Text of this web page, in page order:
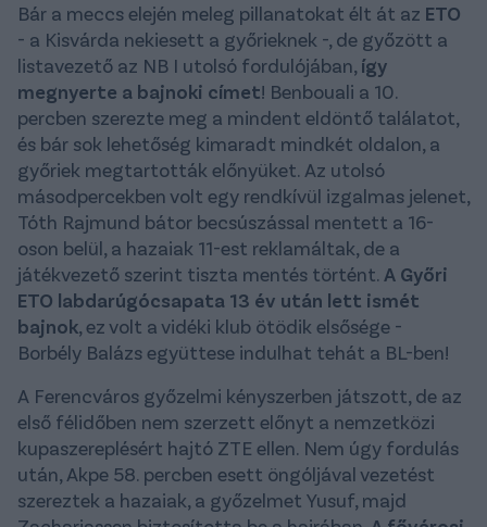
Bár a meccs elején meleg pillanatokat élt át az ETO
- a Kisvárda nekiesett a győrieknek -, de győzött a
listavezető az NB I utolsó fordulójában, így
megnyerte a bajnoki címet! Benbouali a 10.
percben szerezte meg a mindent eldöntő találatot,
és bár sok lehetőség kimaradt mindkét oldalon, a
győriek megtartották előnyüket. Az utolsó
másodpercekben volt egy rendkívül izgalmas jelenet,
Tóth Rajmund bátor becsúszással mentett a 16-
oson belül, a hazaiak 11-est reklamáltak, de a
játékvezető szerint tiszta mentés történt. A Győri
ETO labdarúgócsapata 13 év után lett ismét
bajnok, ez volt a vidéki klub ötödik elsősége -
Borbély Balázs együttese indulhat tehát a BL-ben!
A Ferencváros győzelmi kényszerben játszott, de az
első félidőben nem szerzett előnyt a nemzetközi
kupaszereplésért hajtó ZTE ellen. Nem úgy fordulás
után, Akpe 58. percben esett öngóljával vezetést
szereztek a hazaiak, a győzelmet Yusuf, majd